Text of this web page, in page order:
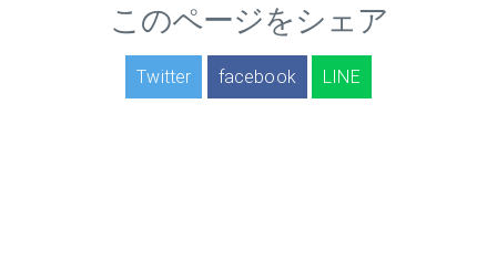
このページをシェア
Twitter facebook LINE